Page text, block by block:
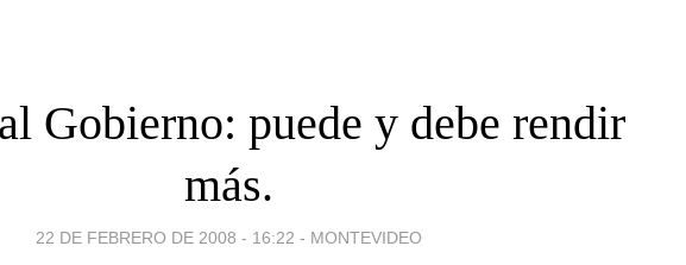
Gobierno: puede y debe rendir
más.
22 DE FEBRERO DE 2008 - 16:22 - MONTEVIDEO